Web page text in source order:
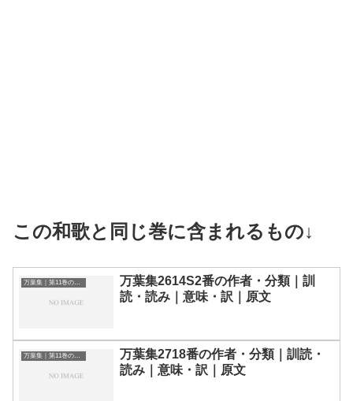
この和歌と同じ巻に含まれるもの↓
万葉集｜第11巻の和歌一覧
万葉集2614S2番の作者・分類｜訓
読・読み｜意味・訳｜原文
万葉集｜第11巻の和歌一覧
万葉集2718番の作者・分類｜訓読・
読み｜意味・訳｜原文